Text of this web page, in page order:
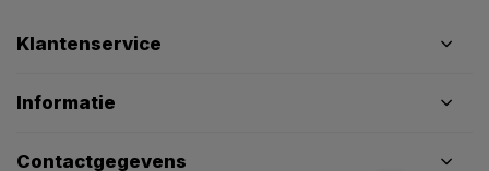
Klantenservice
Informatie
Contactgegevens